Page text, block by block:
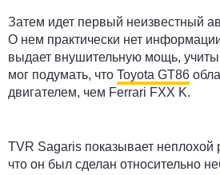
Затем идет первый неизвестный
О нем практически нет
выдает внушительную мощь,
мог подумать, что Toyota GT86
двигателем, чем Ferrari FXX K.
TVR Sagaris показывает неплохой
что он был сделан относительно